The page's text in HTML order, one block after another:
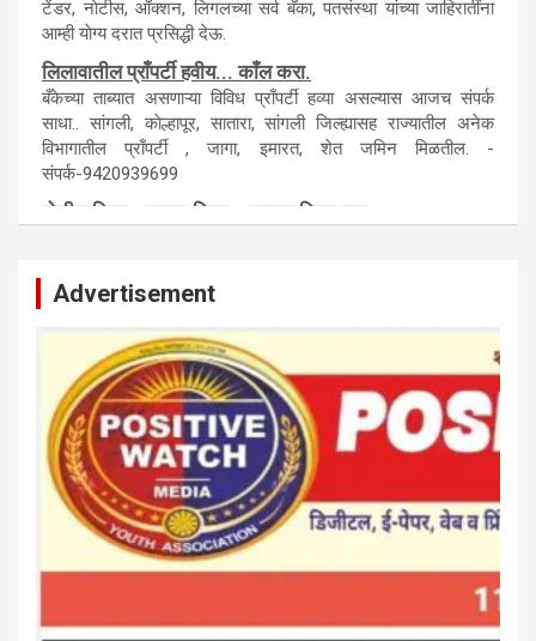
टेंडर, नाेटीस, आँक्शन, लिगलच्या सर्व बँका, पतसंस्था यांच्या जाहिरातींना
आम्ही याेग्य दरात प्रसिद्धी देऊ.
लिलावातील प्राँपर्टी हवीय... काँल करा.
बँकेच्या ताब्यात असणाऱ्या विविध प्राँपर्टी हव्या असल्यास आजच संपर्क
साधा.. सांगली, काेल्हापूर, सातारा, सांगली जिल्ह्यासह राज्यातील अनेक
विभागातील प्राँपर्टी , जागा, इमारत, शेत जमिन मिळतील. -
संपर्क-9420939699
कायदेशीर सल्ला या मार्गदर्शन पाहिजे. संपर्क साधा-
परिस्थितीनुसार तुम्ही जर आर्थिक, शैक्षणिक, सामाजिक समस्या, गुन्हेगारी,
शारीरीक त्रास, फसवणूक सारख्या प्रकरणात अडकला असाल, काेर्टाची
पायरी चढला असाल तर चिंता नकाे.. आम्ही मदत करू. मार्गदर्शन करू,
कायदेशीर सल्ला देऊ. - आजच संपर्क साधा- भारत साेनुले-8888207374
या AD सतिश कुंभार -9860944728
मराठी.. इंग्रजी पेपरला जाहिरात द्यायची संपर्क साधा..
मराठी इंग्रजी दैनिकासाठी जिल्हा, राज्य आवृत्तीसाठी जाहिराती स्विकारल्या
जातील. नवशक्ती, फ्री प्रेस जर्नल साठी तुम्हीही तुमच्या नाेटीस द्या. बँक,
13/213/4 सेल्स , डिमांड नाेटीस इतरांच्यापेक्षा वाजवी दरात आम्ही आपली
जाहिरात पब्लिश करू. माेबा. 9420939699
Advertisement